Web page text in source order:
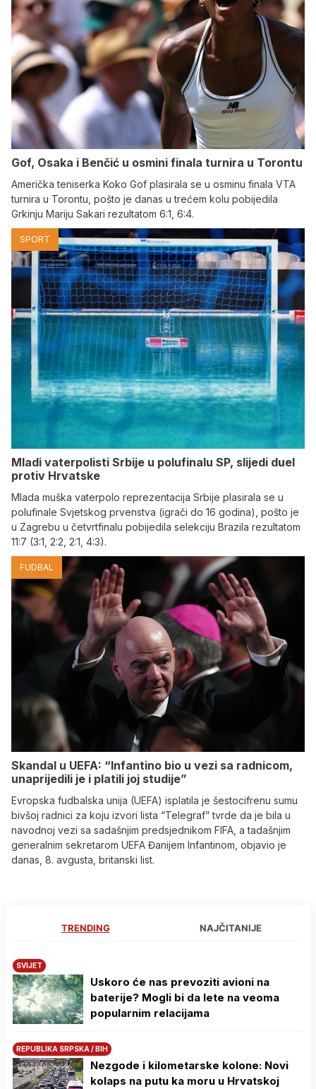
Gof, Osaka i Benčić u osmini finala turnira u Torontu
Američka teniserka Koko Gof plasirala se u osminu finala VTA
turnira u Torontu, pošto je danas u trećem kolu pobijedila
Grkinju Mariju Sakari rezultatom 6:1, 6:4.
SPORT
Mladi vaterpolisti Srbije u polufinalu SP, slijedi duel
protiv Hrvatske
Mlada muška vaterpolo reprezentacija Srbije plasirala se u
polufinale Svjetskog prvenstva (igrači do 16 godina), pošto je
u Zagrebu u četvrtfinalu pobijedila selekciju Brazila rezultatom
11:7 (3:1, 2:2, 2:1, 4:3).
FUDBAL
Skandal u UEFA: “Infantino bio u vezi sa radnicom,
unaprijedili je i platili joj studije”
Evropska fudbalska unija (UEFA) isplatila je šestocifrenu sumu
bivšoj radnici za koju izvori lista “Telegraf” tvrde da je bila u
navodnoj vezi sa sadašnjim predsjednikom FIFA, a tadašnjim
generalnim sekretarom UEFA Đanijem Infantinom, objavio je
danas, 8. avgusta, britanski list.
TRENDING NAJČITANIJE
SVIJET
Uskoro će nas prevoziti avioni na
baterije? Mogli bi da lete na veoma
popularnim relacijama
REPUBLIKA SRPSKA / BIH
Nezgode i kilometarske kolone: Novi
kolaps na putu ka moru u Hrvatskoj